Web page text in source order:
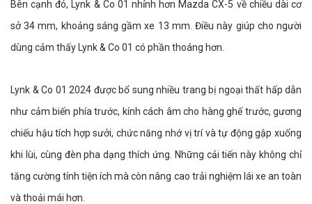
Bên cạnh đó, Lynk & Co 01 nhỉnh hơn Mazda CX-5 về chiều dài cơ
sở 34 mm, khoảng sáng gầm xe 13 mm. Điều này giúp cho người
dùng cảm thấy Lynk & Co 01 có phần thoáng hơn.
Lynk & Co 01 2024 được bổ sung nhiều trang bị ngoại thất hấp dẫn
như cảm biến phía trước, kính cách âm cho hàng ghế trước, gương
chiếu hậu tích hợp sưởi, chức năng nhớ vị trí và tự động gập xuống
khi lùi, cùng đèn pha dạng thích ứng. Những cải tiến này không chỉ
tăng cường tính tiện ích mà còn nâng cao trải nghiệm lái xe an toàn
và thoải mái hơn.